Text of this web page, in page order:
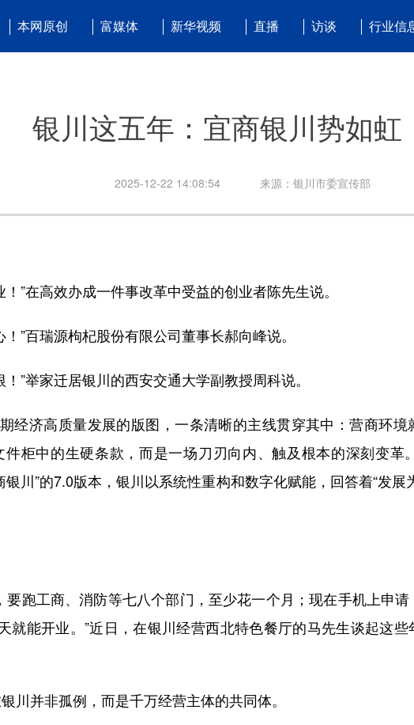
本网原创 富媒体 新华视频 直播 访谈 行业信
银川这五年：宜商银川势如虹
2025-12-22 14:08:54 来源：银川市委宣传部
在高效办成一件事改革中受益的创业者陈先生说。
百瑞源枸杞股份有限公司董事长郝向峰说。
举家迁居银川的西安交通大学副教授周科说。
济高质量发展的版图，一条清晰的主线贯穿其中：营商环境
件柜中的生硬条款，而是一场刀刃向内、触及根本的深刻变革
银川”的7.0版本，银川以系统性重构和数字化赋能，回答着“发展
跑工商、消防等七八个部门，至少花一个月；现在手机上申请
就能开业。”近日，在银川经营西北特色餐厅的马先生谈起这
并非孤例，而是千万经营主体的共同体。